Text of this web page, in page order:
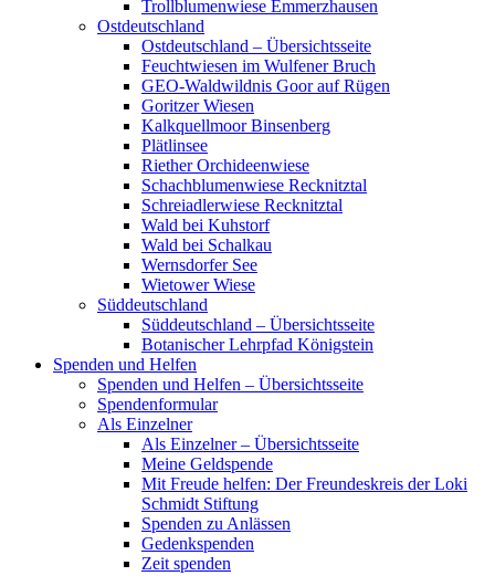
Trollblumenwiese Emmerzhausen
Ostdeutschland
Ostdeutschland – Übersichtsseite
Feuchtwiesen im Wulfener Bruch
GEO-Waldwildnis Goor auf Rügen
Goritzer Wiesen
Kalkquellmoor Binsenberg
Plätlinsee
Riether Orchideenwiese
Schachblumenwiese Recknitztal
Schreiadlerwiese Recknitztal
Wald bei Kuhstorf
Wald bei Schalkau
Wernsdorfer See
Wietower Wiese
Süddeutschland
Süddeutschland – Übersichtsseite
Botanischer Lehrpfad Königstein
Spenden und Helfen
Spenden und Helfen – Übersichtsseite
Spendenformular
Als Einzelner
Als Einzelner – Übersichtsseite
Meine Geldspende
Mit Freude helfen: Der Freundeskreis der Loki
Schmidt Stiftung
Spenden zu Anlässen
Gedenkspenden
Zeit spenden